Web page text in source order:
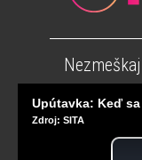
Zdroj: SITA
Súhlasím s